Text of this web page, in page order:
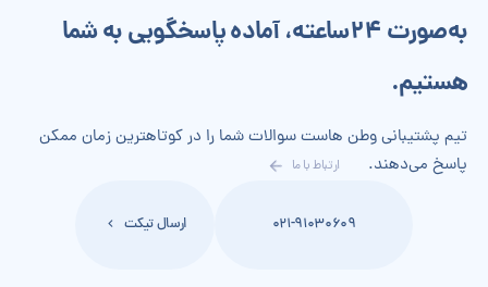
به‌صورت 24‌ساعته، آماده پاسخگویی به شما
هستیم.
تیم پشتیبانی وطن هاست سوالات شما را در کوتاهترین زمان ممکن
پاسخ می‌دهند.
ارتباط با ما
021-91030609 ارسال تیکت